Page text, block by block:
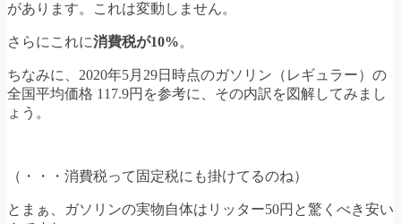
があります。これは変動しません。
さらにこれに消費税が10%。
ちなみに、2020年5月29日時点のガソリン（レギュラー）の
全国平均価格 117.9円を参考に、その内訳を図解してみまし
ょう。
（・・・消費税って固定税にも掛けてるのね）
とまぁ、ガソリンの実物自体はリッター50円と驚くべき安い